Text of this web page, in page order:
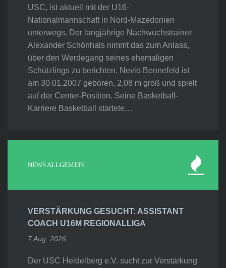
USC, ist aktuell mit der U16-
Nationalmannschaft in Nord-Mazedonien
unterwegs. Der langjährige Nachwuchstrainer
Alexander Schönhals nimmt das zum Anlass,
über den Werdegang seines ehemaligen
Schützlings zu berichten. Nevio Bennefeld ist
am 30.01.2007 geboren, 2,08 m groß und spielt
auf der Center-Position. Seine Basketball-
Karriere Basketball startete…
NEWS ALLGEMEIN
VERSTÄRKUNG GESUCHT: ASSISTANT
COACH U16M REGIONALLIGA
7 Aug. 2026
Der USC Heidelberg e.V. sucht zur Verstärkung